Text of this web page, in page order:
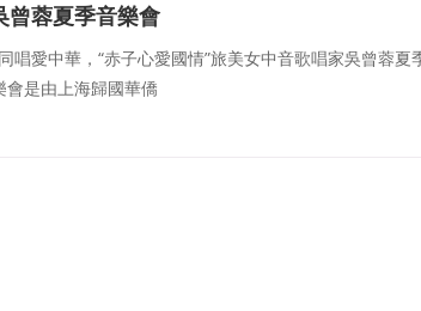
曾蓉夏季音樂會
愛中華，“赤子心愛國情”旅美女中音歌唱家吳曾蓉夏
是由上海歸國華僑
富豪們，“二世祖”是南方民間對他們兒女的叫法。